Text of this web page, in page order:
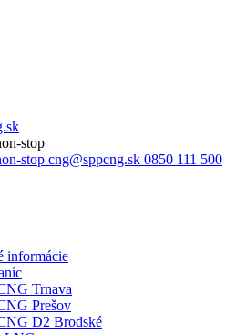
stop
stop cng@sppcng.sk 0850 111 500
informácie
Trnava
Prešov
D2 Brodské